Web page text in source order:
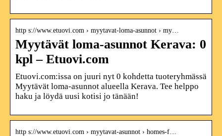
http s://www.etuovi.com › myytavat-loma-asunnot › my…
Myytävät loma-asunnot Kerava: 0
kpl – Etuovi.com
Etuovi.com:issa on juuri nyt 0 kohdetta tuoteryhmässä
Myytävät loma-asunnot alueella Kerava. Tee helppo
haku ja löydä uusi kotisi jo tänään!
http s://www.etuovi.com › myytavat-asunnot › homes-f…